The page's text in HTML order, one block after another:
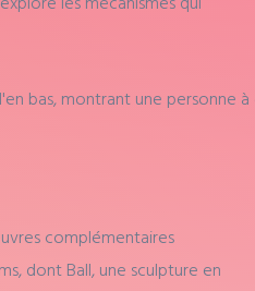
complémentaires
dont Ball, une sculpture en